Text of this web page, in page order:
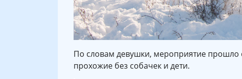
По словам девушки, мероприятие прошло
прохожие без собачек и дети.